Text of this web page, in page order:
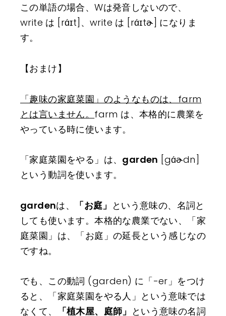
この単語の場合、Wは発音しないので、
write は [rɑ́ɪt]、write は [rɑ́ɪtɚ] になりま
す。
【おまけ】
「趣味の家庭菜園」のようなものは、farm
とは言いません。 farm は、本格的に農業を
やっている時に使います。
「家庭菜園をやる」は、 garden [gɑ́ɚdn]
という動詞を使います。
gardenは、 「お庭」 という意味の、名詞と
しても使います。本格的な農業でない、「家
庭菜園」は、「お庭」の延長という感じなの
ですね。
でも、この動詞 (garden) に「-er」をつけ
ると、「家庭菜園をやる人」という意味では
なくて、
「植木屋、庭師」 という意味の名詞